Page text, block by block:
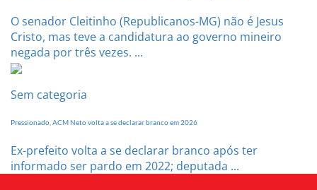
O senador Cleitinho (Republicanos-MG) não é Jesus
Cristo, mas teve a candidatura ao governo mineiro
negada por três vezes. ...
Sem categoria
Pressionado, ACM Neto volta a se declarar branco em 2026
Ex-prefeito volta a se declarar branco após ter
informado ser pardo em 2022; deputada ...